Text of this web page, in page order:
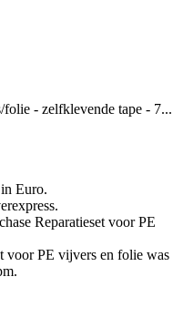
- zelfklevende tape - 7...
Euro.
Reparatieset voor PE
voor PE vijvers en folie was